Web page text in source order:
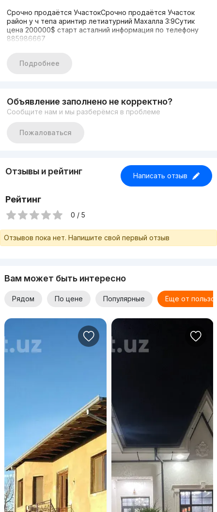
Срочно продаётся УчастокСрочно продаётся Участок
район у ч тепа аринтир летиатурний Махалла 3:9Сутик
цена 200000$ старт асталний информация по телефону
885986667
Подробнее
Объявление заполнено не корректно?
Сообщите нам и мы разберёмся в проблеме
Пожаловаться
Отзывы и рейтинг Написать отзыв
Рейтинг
0 / 5
Отзывов пока нет. Напишите свой первый отзыв
Вам может быть интересно
Рядом По цене Популярные Еще от